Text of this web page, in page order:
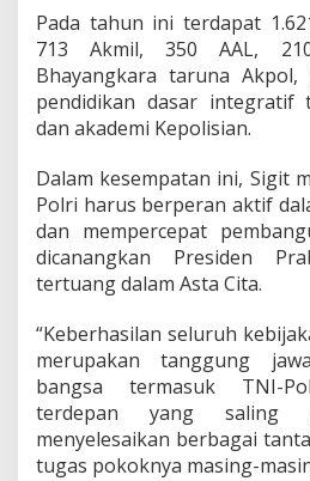
a
s
T
N
I
-
o
l
r
i
u
n
u
k
u
d
Pada tahun ini terdapat
713 Akmil, 350 AAL,
Bhayangkara taruna Akpol,
pendidikan dasar integratif
dan akademi Kepolisian.
Dalam kesempatan ini, Sigit
Polri harus berperan aktif
dan mempercepat
dicanangkan Presiden
tertuang dalam Asta Cita.
“Keberhasilan seluruh
merupakan tanggung
bangsa termasuk TNI-
terdepan yang saling
menyelesaikan berbagai
tugas pokoknya masing-